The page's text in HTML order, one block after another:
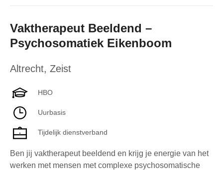
Vaktherapeut Beeldend –
Psychosomatiek Eikenboom
Altrecht, Zeist
HBO
Uurbasis
Tijdelijk dienstverband
Ben jij vaktherapeut beeldend en krijg je energie van het
werken met mensen met complexe psychosomatische